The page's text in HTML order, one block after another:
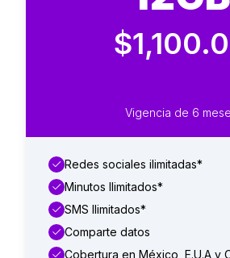
Vigencia de 6
Redes sociales ilimitadas*
Minutos Ilimitados*
SMS Ilimitados*
Comparte datos
Cobertura en México, E.U.A y